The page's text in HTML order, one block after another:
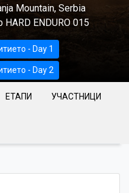
Mountain, Serbia
ENDURO 015
- Day 1
- Day 2
ЕТАПИ УЧАСТНИЦИ